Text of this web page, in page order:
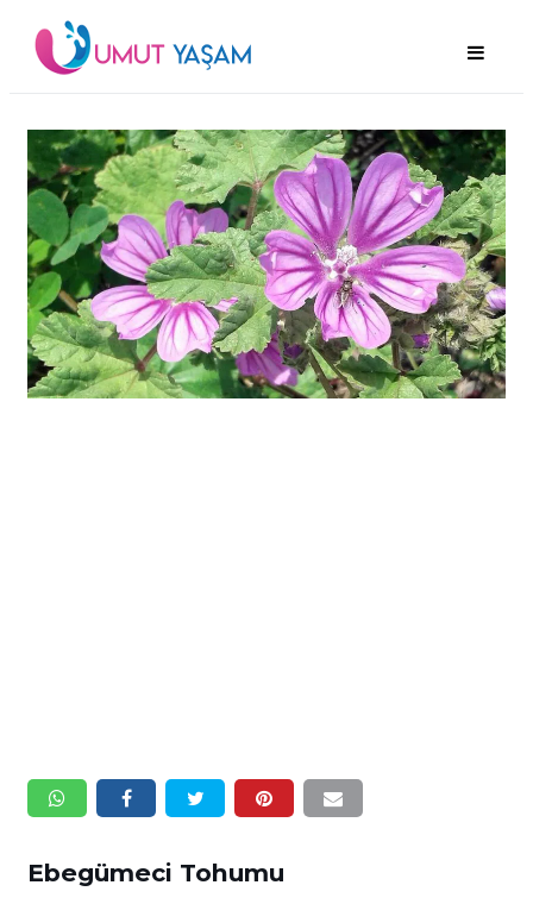
Ebegümeci Tohumu